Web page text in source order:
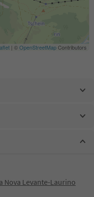
| ©OpenStreetMapContributors
Nova Levante-Laurino